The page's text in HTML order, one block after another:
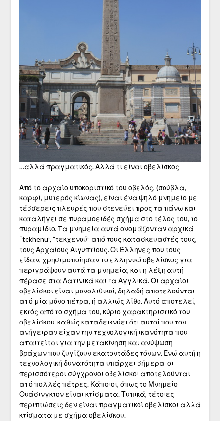
…αλλά πραγματικός. Αλλά τι είναι οβελίσκος
Από το αρχαίο υποκοριστικό του οβελός, (σούβλα,
καρφί, μυτερός κίωνας), είναι ένα ψηλό μνημείο με
τέσσερεις πλευρές που στενεύει προς τα πάνω και
καταλήγει σε πυραμοειδές σχήμα στο τέλος του, το
πυραμίδιο. Τα μνημεία αυτά ονομάζονταν αρχικά
“tekhenu”, “τεκχενού” από τους κατασκευαστές τους,
τους Αρχαίους Αιγυπτίους. Οι Έλληνες που τους
είδαν, χρησιμοποίησαν το ελληνικό οβελίσκος για
περιγράψουν αυτά τα μνημεία, και η λέξη αυτή
πέρασε στα Λατινικά και τα Αγγλικά. Οι αρχαίοι
οβελίσκοι είναι μονολιθικοί, δηλαδή αποτελούνται
από μία μόνο πέτρα, ή αλλιώς λίθο. Αυτό αποτελεί,
εκτός από το σχήμα του, κύριο χαρακτηριστικό του
οβελίσκου, καθώς καταδεικνύει ότι αυτοί που τον
ανήγειραν είχαν την τεχνολογική ικανότητα που
απαιτείται για την μετακίνηση και ανύψωση
βράχων που ζυγίζουν εκατοντάδες τόνων. Ενώ αυτή η
τεχνολογική δυνατότητα υπάρχει σήμερα, οι
περισσότεροι σύγχρονοι οβελίσκοι αποτελούνται
από πολλές πέτρες. Κάποιοι, όπως το Μνημείο
Ουάσινγκτον είναι κτίσματα. Τυπικά, τέτοιες
περιπτώσεις δεν είναι πραγματικοί οβελίσκοι αλλά
κτίσματα με σχήμα οβελίσκου.